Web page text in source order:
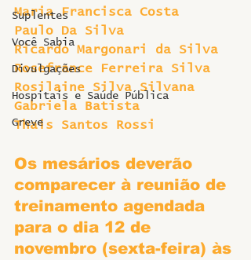
Suplentes
Você Sabia
Divulgações
Hospitais e Saúde Pública
Greve
Maria Francisca Costa
Paulo Da Silva
Ricardo Margonari da Silva
Rosefrance Ferreira Silva
Rosilaine Silva Silvana
Gabriela Batista
Thais Santos Rossi
Os mesários deverão
comparecer à reunião de
treinamento agendada
para o dia 12 de
novembro (sexta-feira) às